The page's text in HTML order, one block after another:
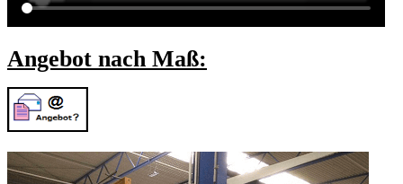
Angebot nach Maß: